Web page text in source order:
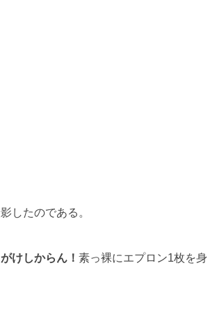
したのである。
けしからん！ 素っ裸にエプロン1枚を